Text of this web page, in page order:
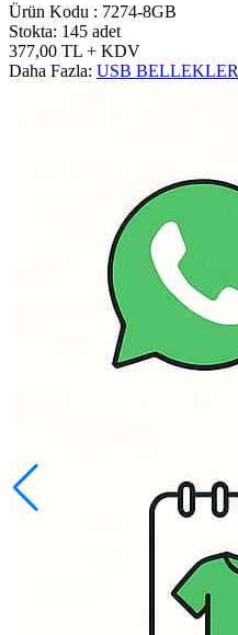
Ürün Kodu : 7274-8GB
Stokta: 145 adet
377,00 TL + KDV
Daha Fazla: USB BELLEKLER